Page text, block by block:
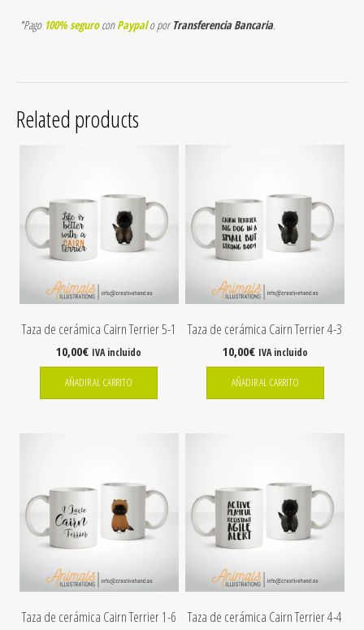
*Pago 100% seguroconPaypalo porTransferencia Bancaria.
Related products
Taza de cerámica Cairn Terrier 5-1
10,00€ IVA incluido
AÑADIR AL CARRITO
Taza de cerámica Cairn Terrier 4-3
10,00€ IVA incluido
AÑADIR AL CARRITO
Taza de cerámica Cairn Terrier 1-6 Taza de cerámica Cairn Terrier 4-4